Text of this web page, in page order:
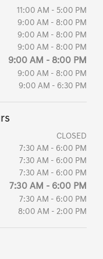
11:00 AM - 5:00 PM
9:00 AM - 8:00 PM
9:00 AM - 8:00 PM
9:00 AM - 8:00 PM
9:00 AM - 8:00 PM
9:00 AM - 8:00 PM
9:00 AM - 6:30 PM
CLOSED
7:30 AM - 6:00 PM
7:30 AM - 6:00 PM
7:30 AM - 6:00 PM
7:30 AM - 6:00 PM
7:30 AM - 6:00 PM
8:00 AM - 2:00 PM